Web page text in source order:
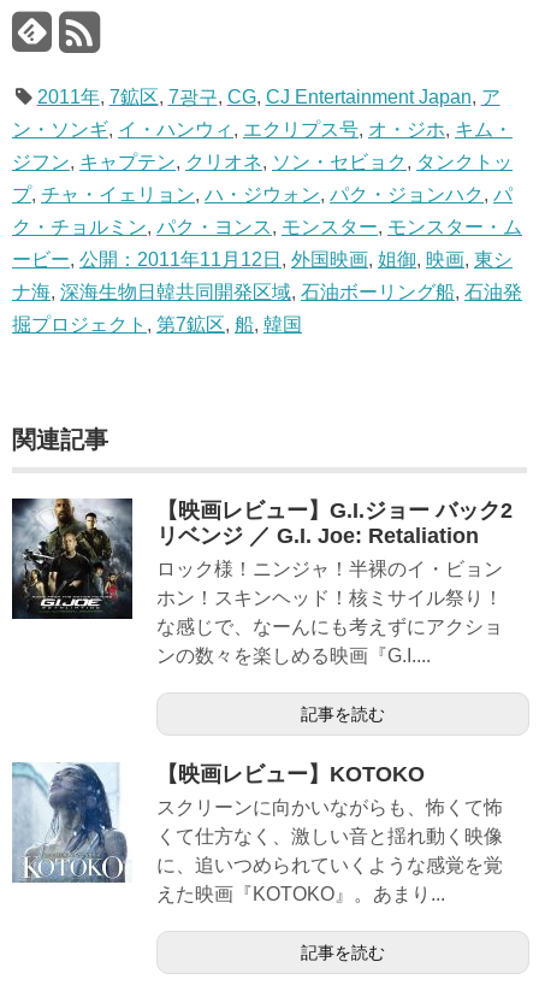
2011年, 7鉱区, 7광구, CG, CJ Entertainment Japan, ア
ン・ソンギ, イ・ハンウィ , エクリプス号, オ・ジホ, キム・
ジフン, キャプテン, クリオネ, ソン・セビョク , タンクトッ
プ, チャ・イェリョン, ハ・ジウォン, パク・ジョンハク , パ
ク・チョルミン, パク・ヨンス, モンスター, モンスター・ム
ービー, 公開：2011年11月12日 , 外国映画, 姐御, 映画, 東シ
ナ海, 深海生物日韓共同開発区域, 石油ボーリング船, 石油発
掘プロジェクト , 第7鉱区, 船, 韓国
関連記事
【映画レビュー】G.I.ジョー バック2
リベンジ ／ G.I. Joe: Retaliation
ロック様！ニンジャ！半裸のイ・ビョン
ホン！スキンヘッド！核ミサイル祭り！
な感じで、なーんにも考えずにアクショ
ンの数々を楽しめる映画『G.I....
記事を読む
【映画レビュー】KOTOKO
スクリーンに向かいながらも、怖くて怖
くて仕方なく、激しい音と揺れ動く映像
に、追いつめられていくような感覚を覚
えた映画『KOTOKO』。あまり...
記事を読む